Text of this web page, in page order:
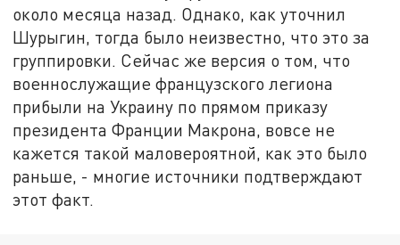
около месяца назад. Однако, как уточнил
Шурыгин, тогда было неизвестно, что это за
группировки. Сейчас же версия о том, что
военнослужащие французского легиона
прибыли на Украину по прямом приказу
президента Франции Макрона, вовсе не
кажется такой маловероятной, как это было
раньше, - многие источники подтверждают
этот факт.